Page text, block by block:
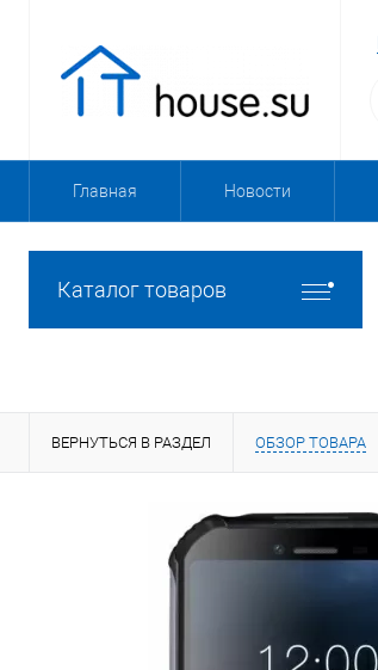
Главная Новости
Каталог товаров
ВЕРНУТЬСЯ В РАЗДЕЛ ОБЗОР ТОВАРА